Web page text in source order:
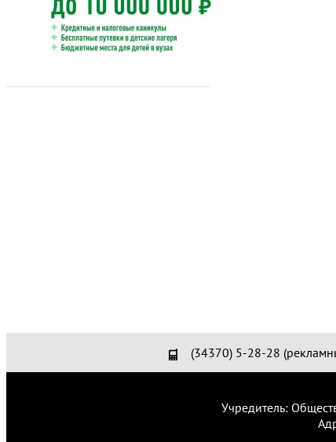
(34370) 5-28-28
Учредитель: